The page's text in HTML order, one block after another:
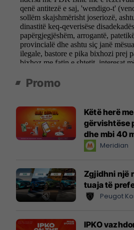
Promo
Këtë herë
gërvishtëse
dhe mbi 40
instant!Meridian
Zgjidhni një
tuaja të
Peugot
IPKO